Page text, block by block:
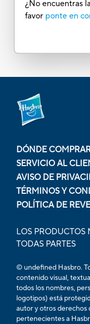
¿No encuentras
favor ponte en
DÓNDE
SERVICIO AL
AVISO DE
TÉRMINOS Y
POLÍTICA DE
LOS PRODUCTOS
TODAS PARTES
© undefined Hasbro.
contenido visual,
todos los nombres,
logotipos) está
autor y otros
pertenecientes a